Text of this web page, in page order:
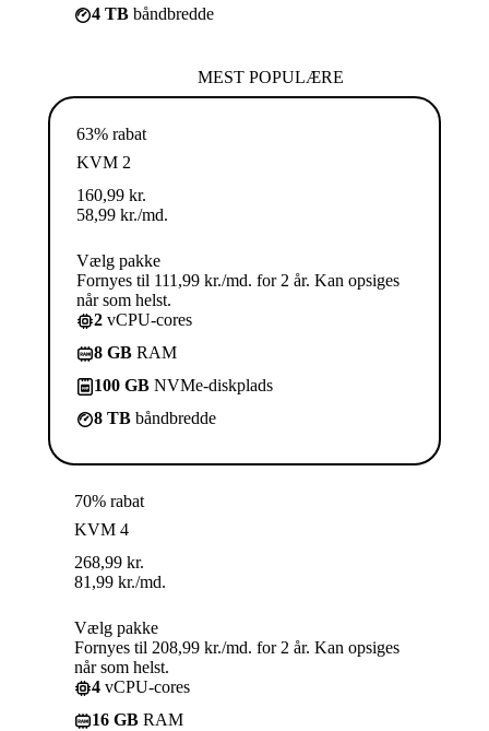
4 TB båndbredde
MEST POPULÆRE
63% rabat
KVM 2
160,99 kr.
58,99 kr./md.
Vælg pakke
Fornyes til 111,99 kr./md. for 2 år. Kan opsiges
når som helst.
2 vCPU-cores
8 GB RAM
100 GB NVMe-diskplads
8 TB båndbredde
70% rabat
KVM 4
268,99 kr.
81,99 kr./md.
Vælg pakke
Fornyes til 208,99 kr./md. for 2 år. Kan opsiges
når som helst.
4 vCPU-cores
16 GB RAM